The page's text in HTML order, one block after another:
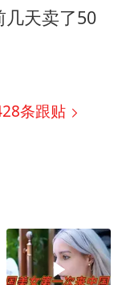
几天卖了50
条跟贴